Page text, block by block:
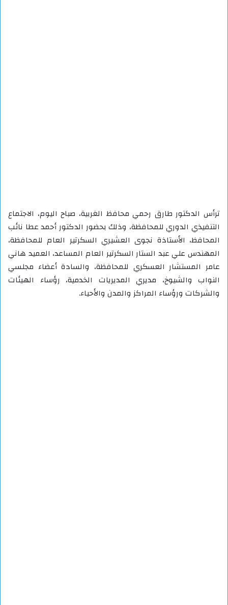
ترأس الدكتور طارق رحمي محافظ الغربية، صباح اليوم، الاجتماع
التنفيذي الدوري للمحافظة، وذلك بحضور الدكتور أحمد عطا نائب
المحافظ، الأستاذة نجوى العشيري السكرتير العام للمحافظة،
المهندس علي عبد الستار السكرتير العام المساعد، العميد هاني
عامر المستشار العسكري للمحافظة، والسادة أعضاء مجلسي
النواب والشيوخ، مديري المديريات الخدمية، رؤساء الهيئات
والشركات ورؤساء المراكز والمدن والأحياء.